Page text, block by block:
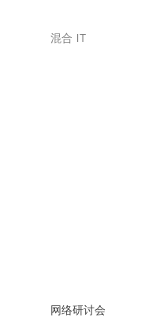
混合 IT
网络研讨会